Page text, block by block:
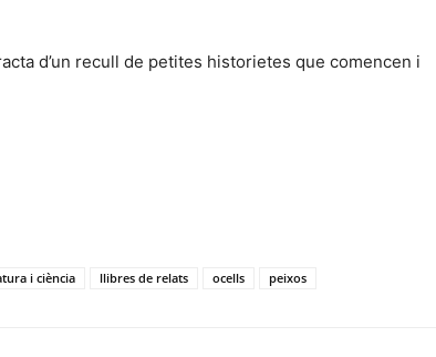
d’un recull de petites historietes que comencen i
i ciència llibres de relats ocells peixos